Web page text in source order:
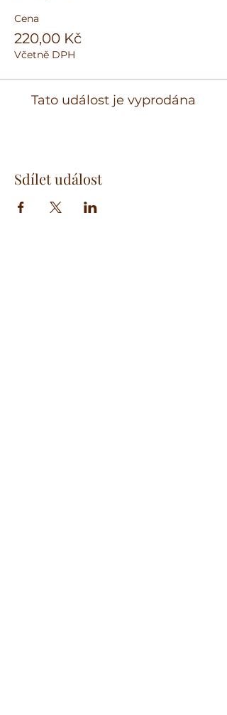
Cena
220,00 Kč
Včetně DPH
Tato událost je vyprodána
Sdílet událost